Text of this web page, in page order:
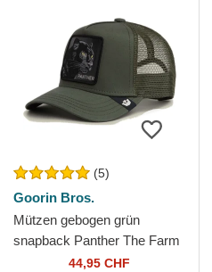
(5)
Goorin Bros.
Mützen gebogen grün
snapback Panther The Farm
Goorin Bros.44,95 CHF